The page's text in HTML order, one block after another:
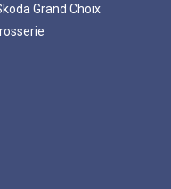
Grand Choix